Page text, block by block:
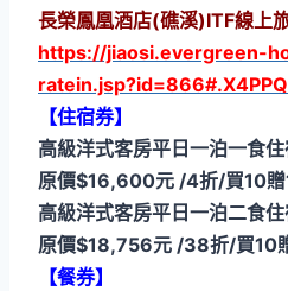
長榮鳳凰酒店(礁溪)ITF線上
https://jiaosi.evergreen-
【住宿券】
高級洋式客房平日一泊一食
原價$16,600元 /4折/買10贈
高級洋式客房平日一泊二食
原價$18,756元 /38折/買10
【餐券】